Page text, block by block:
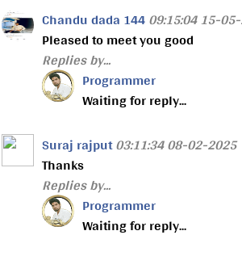
Chandu dada 14409:15:04 15-
Pleased to meet you good
Replies by...
Programmer
Waiting for reply...
Suraj rajput03:11:34 08-02-2025
Thanks
Replies by...
Programmer
Waiting for reply...